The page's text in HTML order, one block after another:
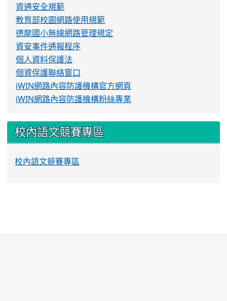
資通安全規範
教育部校園網路使用規範
德龍國小無線網路管理規定
資安事件通報程序
個人資料保護法
個資保護聯絡窗口
iWIN網路內容防護機構官方網頁
iWIN網路內容防護機構粉絲專業
校內語文競賽專區
校內語文競賽專區